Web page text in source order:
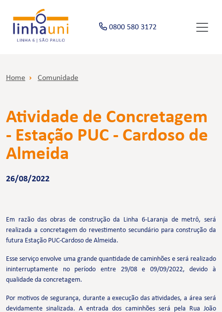
0800 580 3172
Home Comunidade
Atividade de Concretagem
- Estação PUC - Cardoso de
Almeida
26/08/2022
Em razão das obras de construção da Linha 6-Laranja de metrô, será
realizada a concretagem do revestimento secundário para construção da
futura Estação PUC-Cardoso de Almeida.
Esse serviço envolve uma grande quantidade de caminhões e será realizado
ininterruptamente no período entre 29/08 e 09/09/2022, devido à
qualidade da concretagem.
Por motivos de segurança, durante a execução das atividades, a área será
devidamente sinalizada. A entrada dos caminhões será pela Rua João